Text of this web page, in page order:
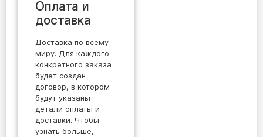
Оплата и
доставка
Доставка по всему
миру. Для каждого
конкретного заказа
будет создан
договор, в котором
будут указаны
детали оплаты и
доставки. Чтобы
узнать больше,